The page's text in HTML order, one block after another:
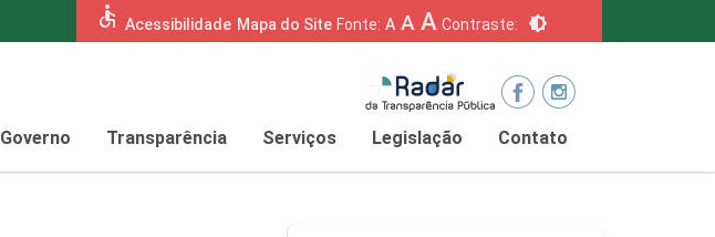
accessible Acessibilidade Mapa do Site Fonte: A A A Contraste: brightness_6
Governo Transparência Serviços Legislação Contato